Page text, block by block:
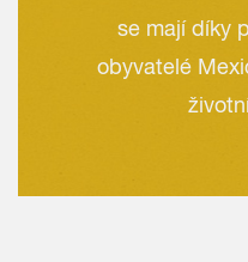
se mají díky
obyvatelé